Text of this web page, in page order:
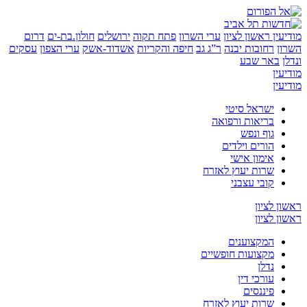
ראשון לציון ערי השרון פתח תקוה ירושלים חולון.בת-ים דרום
רחובות יבנה ר”ג גב חיפה והקריות אשדוד-אשק ערי הצפון עסקים
באר שבע
ישראל סיטי
בריאות ורפואה
גוף ונפש
הורים וילדים
אימון אישי
שרות יעוץ לאזרח
קובי עצבני
לציון
לציון
המקצוענים
מקצועות חופשיים
עורכי דין
פיננסים
שרות יעוץ לאזרח